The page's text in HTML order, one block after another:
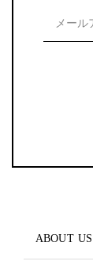
ABOUT US